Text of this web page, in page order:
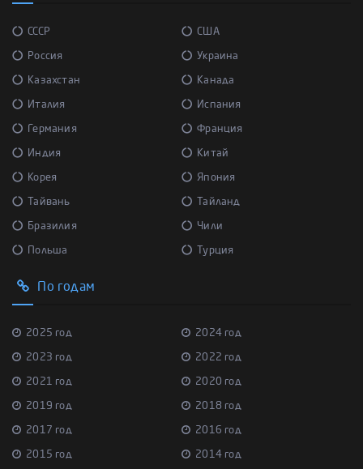
СССР США
Россия Украина
Казахстан Канада
Италия Испания
Германия Франция
Индия Китай
Корея Япония
Тайвань Тайланд
Бразилия Чили
Польша Турция
По годам
2025 год 2024 год
2023 год 2022 год
2021 год 2020 год
2019 год 2018 год
2017 год 2016 год
2015 год 2014 год